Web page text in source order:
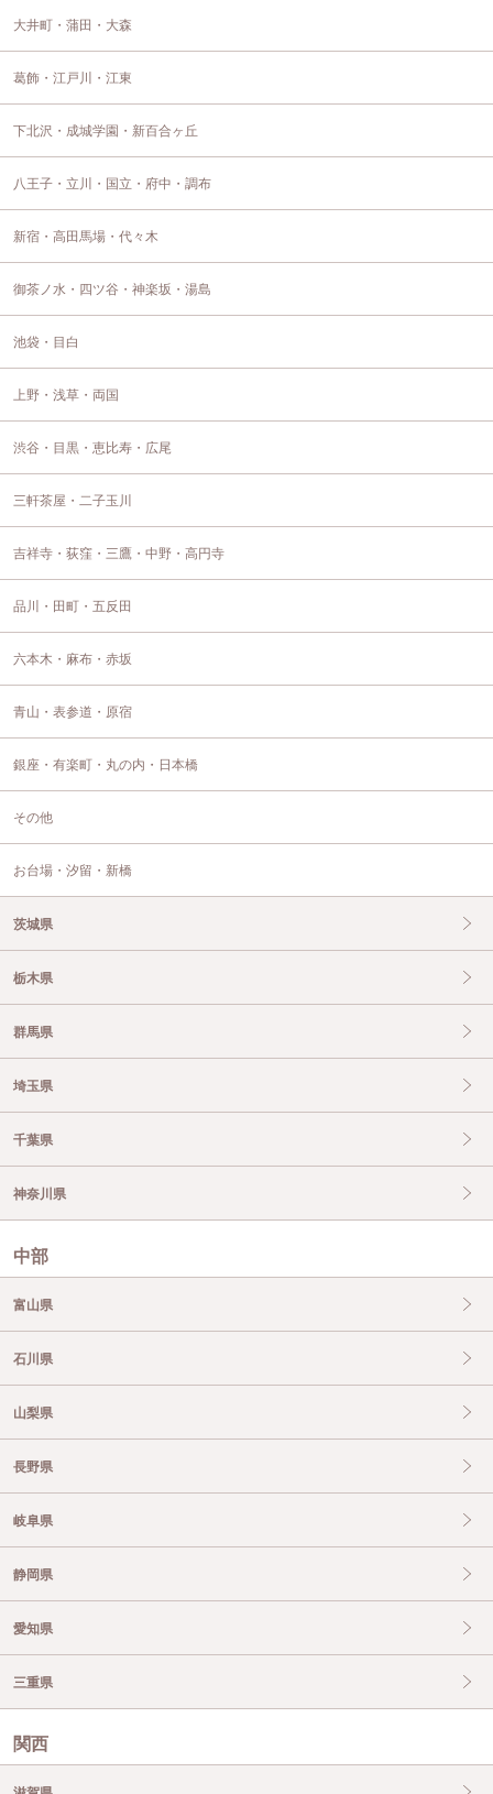
大井町・蒲田・大森
葛飾・江戸川・江東
下北沢・成城学園・新百合ヶ丘
八王子・立川・国立・府中・調布
新宿・高田馬場・代々木
御茶ノ水・四ツ谷・神楽坂・湯島
池袋・目白
上野・浅草・両国
渋谷・目黒・恵比寿・広尾
三軒茶屋・二子玉川
吉祥寺・荻窪・三鷹・中野・高円寺
品川・田町・五反田
六本木・麻布・赤坂
青山・表参道・原宿
銀座・有楽町・丸の内・日本橋
その他
お台場・汐留・新橋
茨城県
栃木県
群馬県
埼玉県
千葉県
神奈川県
中部
富山県
石川県
山梨県
長野県
岐阜県
静岡県
愛知県
三重県
関西